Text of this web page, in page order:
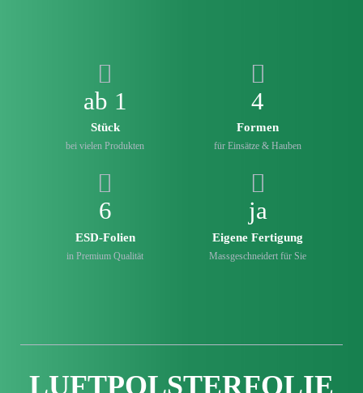
ab 1
Stück
bei vielen Produkten
4
Formen
für Einsätze & Hauben
6
ESD-Folien
in Premium Qualität
ja
Eigene Fertigung
Mass­geschneidert für Sie
LUFT­POLSTER­FOLIE